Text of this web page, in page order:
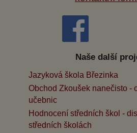
Naše další
Jazyková škola Březinka
Obchod Zkoušek nanečisto -
učebnic
Hodnocení středních škol -
středních školách